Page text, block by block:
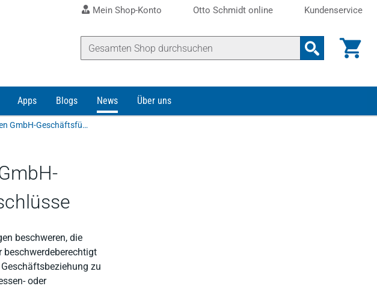
Mein Shop-Konto Otto Schmidt online Kundenservice
Apps Blogs News Über uns
Unzulässige Beschwerde eines ehemaligen GmbH-Geschäftsführers gegen Beschlagnahmebeschlüsse
beschweren, die
beschwerdeberechtigt
zu
oder